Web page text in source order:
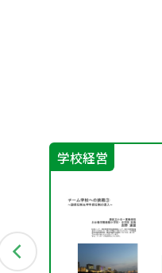
学校経営